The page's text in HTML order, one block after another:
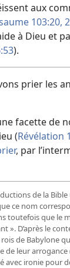
aux
103:20,
à Dieu et
).
prier les
facette de
(Révélation
, par
de la
ce nom
toutefois que le
». D’après le
de Babylone
de leur arrogance
avec ironie pour